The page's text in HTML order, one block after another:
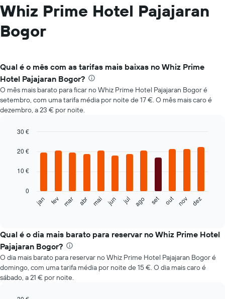
Whiz Prime Hotel Pajajaran
Bogor
Qual é o mês com as tarifas mais baixas no Whiz Prime
Hotel Pajajaran Bogor?
O mês mais barato para ficar no Whiz Prime Hotel Pajajaran Bogor é
setembro, com uma tarifa média por noite de 17 €. O mês mais caro é
dezembro, a 23 € por noite.
chart
bars.
o
preço
médio
de
um
quarto
graphic.
jan fev mar abr mai jun jul ago set out nov dez
0
10 €
20 €
30 €
Qual é o dia mais barato para reservar no Whiz Prime Hotel
Pajajaran Bogor?
O dia mais barato para reservar no Whiz Prime Hotel Pajajaran Bogor é
domingo, com uma tarifa média por noite de 15 €. O dia mais caro é
sábado, a 21 € por noite.